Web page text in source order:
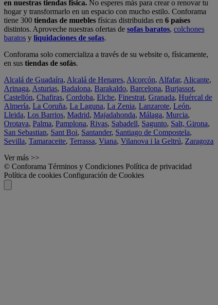
en nuestras tiendas física. No esperes más para crear o renovar tu
hogar y transformarlo en un espacio con mucho estilo. Conforama
tiene 300 tiendas de muebles físicas distribuidas en 6 países
distintos. Aproveche nuestras ofertas de sofas baratos, colchones
baratos y liquidaciones de sofas.
Conforama solo comercializa a través de su website o, físicamente,
en sus tiendas de sofás.
Alcalá de Guadaíra, Alcalá de Henares, Alcorcón, Alfafar, Alicante,
Arinaga, Asturias, Badalona, Barakaldo, Barcelona, Burjassot,
Castellón, Chafiras, Cordoba, Elche, Finestrat, Granada, Huércal de
Almería, La Coruña, La Laguna, La Zenia, Lanzarote, León,
Lleida, Los Barrios, Madrid, Majadahonda, Málaga, Murcia,
Orotava, Palma, Pamplona, Rivas, Sabadell, Sagunto, Salt, Girona,
San Sebastian, Sant Boi, Santander, Santiago de Compostela,
Sevilla, Tamaraceite, Terrassa, Viana, Vilanova i la Geltrú, Zaragoza
Ver más >>
© Conforama Términos y Condiciones Política de privacidad
Política de cookies Configuración de Cookies